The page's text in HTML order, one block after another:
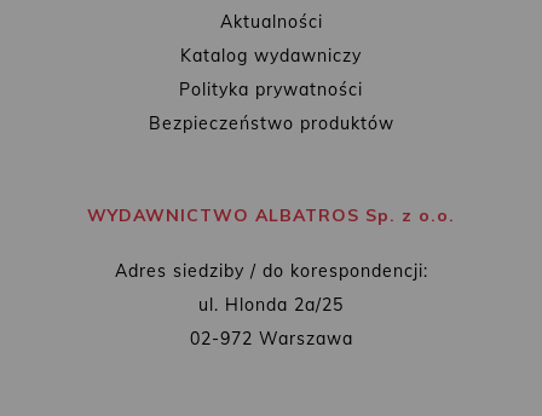
Aktualności
Katalog wydawniczy
Polityka prywatności
Bezpieczeństwo produktów
WYDAWNICTWO ALBATROS Sp. z o.o.
Adres siedziby / do korespondencji:
ul. Hlonda 2a/25
02-972 Warszawa